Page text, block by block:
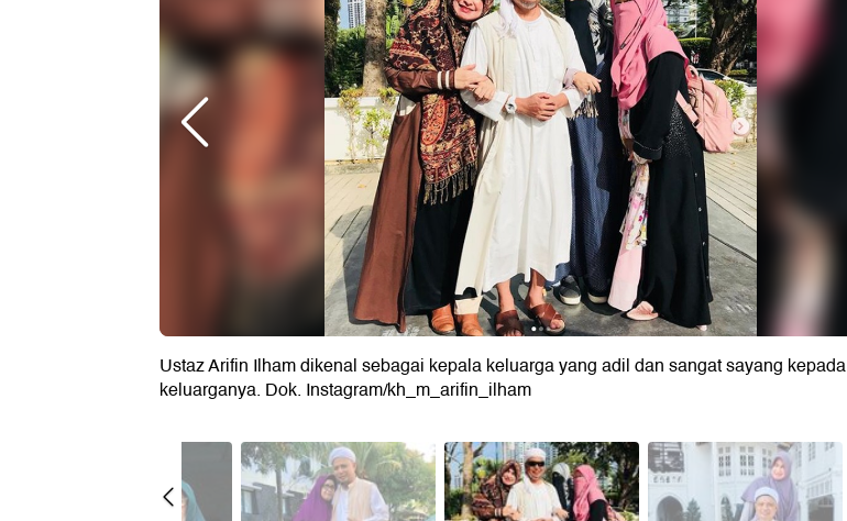
Ustaz Arifin Ilham dikenal sebagai kepala keluarga yang adil dan sangat sayang kepada
keluarganya. Dok. Instagram/kh_m_arifin_ilham